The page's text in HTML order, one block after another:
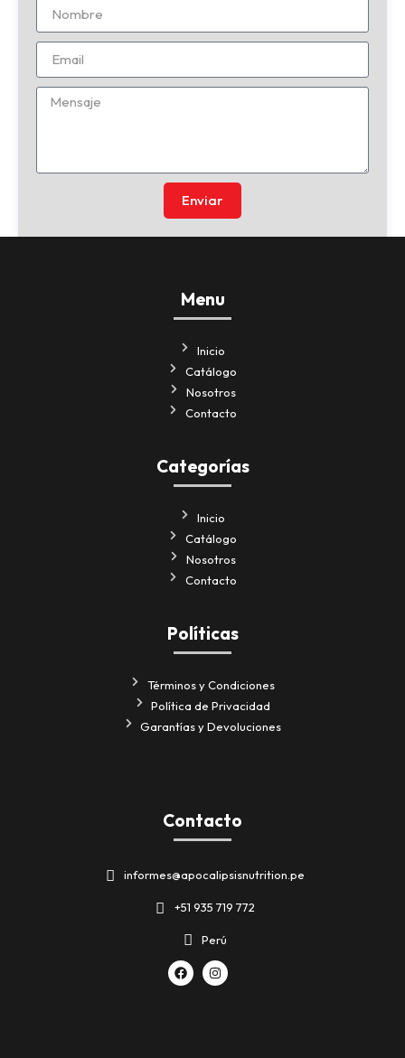
Enviar
Menu
Inicio
Catálogo
Nosotros
Contacto
Categorías
Inicio
Catálogo
Nosotros
Contacto
Políticas
Términos y Condiciones
Política de Privacidad
Garantías y Devoluciones
Contacto
informes@apocalipsisnutrition.pe
+51 935 719 772
Perú